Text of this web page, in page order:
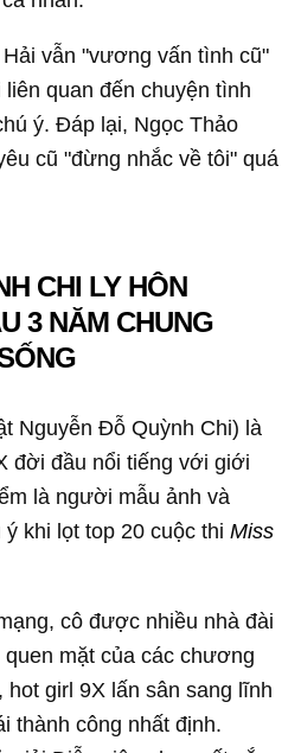
vẫn "vương vấn tình cũ"
quan đến chuyện tình
ý. Đáp lại, Ngọc Thảo
cũ "đừng nhắc về tôi" quá
CHI LY HÔN
3 NĂM CHUNG
Nguyễn Đỗ Quỳnh Chi) là
đời đầu nổi tiếng với giới
là người mẫu ảnh và
khi lọt top 20 cuộc thiMiss
cô được nhiều nhà đài
mặt của các chương
girl 9X lấn sân sang lĩnh
thành công nhất định.